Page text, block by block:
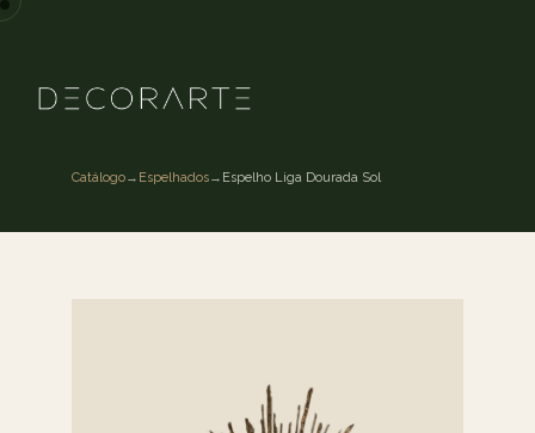
Catálogo→ Espelhados→ Espelho Liga Dourada Sol